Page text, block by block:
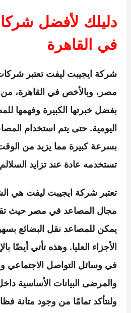
دليلك لأفضل
في القاهرة
شركة ايجيبت ليفت تعتبر
مصر، وبالأخص في القاهرة، من
بفضل خبرتها الكبيرة وفهمها
اليومية. حتى يتم استخدام
بسرعة كبيرة مما يزيد من
تستخدمه عادة عند تزايد السلالم
تعتبر شركة ايجيبت ليفت هي
مجال المصاعد في مصر حيث
يمكن للمصاعد نقل البضائع
الأجزاء العليا. وهذه تأتي أيضًا
في وسائل التواصل الاجتماعي
والمرضى البيانات الأساسية
ولنتأكد تمامًا من وجود متانة